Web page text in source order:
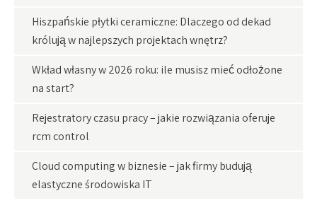
Hiszpańskie płytki ceramiczne: Dlaczego od dekad
królują w najlepszych projektach wnętrz?
Wkład własny w 2026 roku: ile musisz mieć odłożone
na start?
Rejestratory czasu pracy – jakie rozwiązania oferuje
rcm control
Cloud computing w biznesie – jak firmy budują
elastyczne środowiska IT